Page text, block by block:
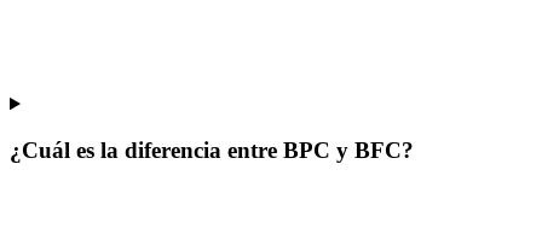
¿Cuál es la diferencia entre BPC y BFC?